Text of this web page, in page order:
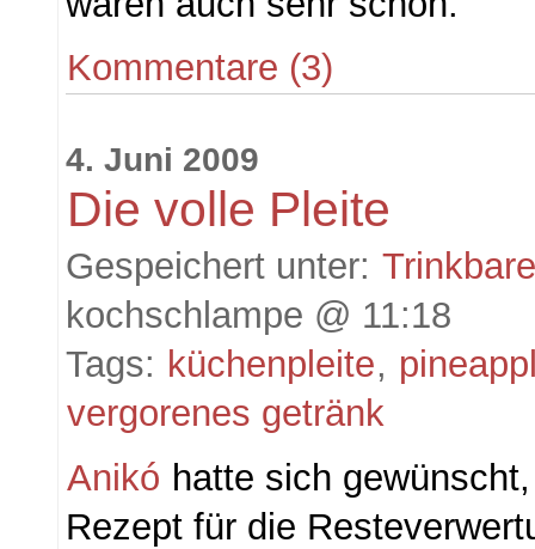
Kommentare (3)
4. Juni 2009
Die volle Pleite
Gespeichert unter:
kochschlampe @ 11:18
Tags: küchenpleite,
vergorenes getränk
Anikó hatte sich
Rezept für die